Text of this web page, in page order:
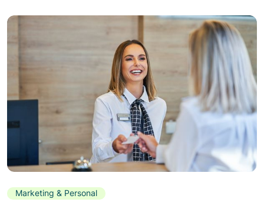
Marketing & Personal